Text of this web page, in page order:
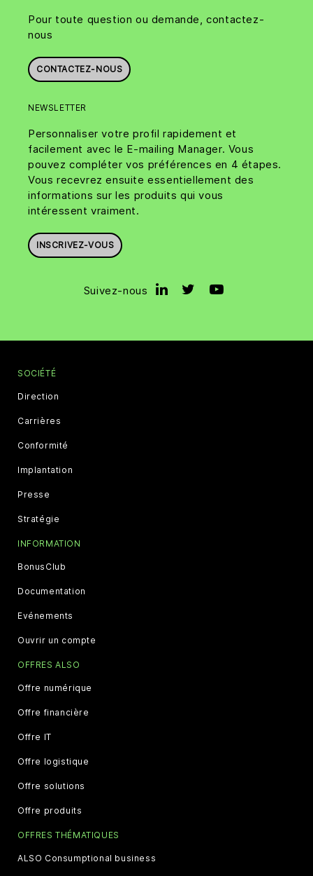
Pour toute question ou demande, contactez-
nous
CONTACTEZ-NOUS
NEWSLETTER
Personnaliser votre profil rapidement et
facilement avec le E-mailing Manager. Vous
pouvez compléter vos préférences en 4 étapes.
Vous recevrez ensuite essentiellement des
informations sur les produits qui vous
intéressent vraiment.
INSCRIVEZ-VOUS
Suivez-nous
SOCIÉTÉ
Direction
Carrières
Conformité
Implantation
Presse
Stratégie
INFORMATION
BonusClub
Documentation
Evénements
Ouvrir un compte
OFFRES ALSO
Offre numérique
Offre financière
Offre IT
Offre logistique
Offre solutions
Offre produits
OFFRES THÉMATIQUES
ALSO Consumptional business